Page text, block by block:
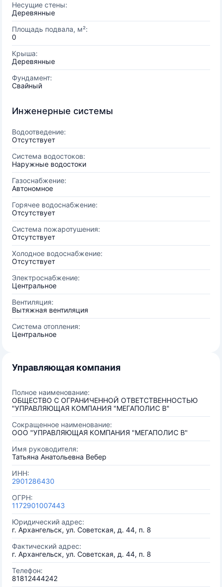
Несущие стены:
Деревянные
Площадь подвала, м²:
0
Крыша:
Деревянные
Фундамент:
Свайный
Инженерные системы
Водоотведение:
Отсутствует
Система водостоков:
Наружные водостоки
Газоснабжение:
Автономное
Горячее водоснабжение:
Отсутствует
Система пожаротушения:
Отсутствует
Холодное водоснабжение:
Отсутствует
Электроснабжение:
Центральное
Вентиляция:
Вытяжная вентиляция
Система отопления:
Центральное
Управляющая компания
Полное наименование:
ОБЩЕСТВО С ОГРАНИЧЕННОЙ ОТВЕТСТВЕННОСТЬЮ
"УПРАВЛЯЮЩАЯ КОМПАНИЯ "МЕГАПОЛИС В"
Сокращенное наименование:
ООО "УПРАВЛЯЮЩАЯ КОМПАНИЯ "МЕГАПОЛИС В"
Имя руководителя:
Татьяна Анатольевна Вебер
ИНН:
2901286430
ОГРН:
1172901007443
Юридический адрес:
г. Архангельск, ул. Советская, д. 44, п. 8
Фактический адрес:
г. Архангельск, ул. Советская, д. 44, п. 8
Телефон:
81812444242